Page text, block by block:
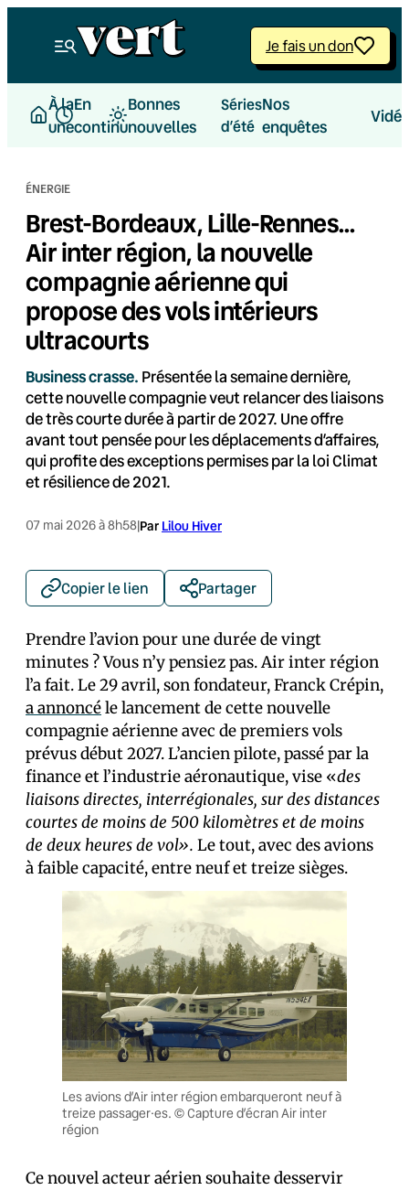
Je fais un don
À la
une
En
continu
Bonnes
nouvelles
Séries
d’été
Nos
enquêtes
ÉNERGIE
Brest-Bordeaux, Lille-Rennes…
Air inter région, la nouvelle
compagnie aérienne qui
propose des vols intérieurs
ultracourts
Business crasse. Présentée la semaine dernière,
cette nouvelle compagnie veut relancer des liaisons
de très courte durée à partir de 2027. Une offre
avant tout pensée pour les déplacements d’affaires,
qui profite des exceptions permises par la loi Climat
et résilience de 2021.
07 mai 2026 à 8h58|Par Lilou Hiver
Copier le lien Partager
Prendre l’avion pour une durée de vingt
minutes ? Vous n’y pensiez pas. Air inter région
l’a fait. Le 29 avril, son fondateur, Franck Crépin,
a annoncéle lancement de cette nouvelle
compagnie aérienne avec de premiers vols
prévus début 2027. L’ancien pilote, passé par la
finance et l’industrie aéronautique, vise «des
liaisons directes, interrégionales, sur des distances
courtes de moins de 500 kilomètres et de moins
de deux heures de vol». Le tout,avec des avions
à faible capacité, entre neuf et treize sièges.
Les avions d’Air inter région embarqueront neuf à
treize passager·es. © Capture d’écran Air inter
région
Ce nouvel acteur aérien souhaite desservir